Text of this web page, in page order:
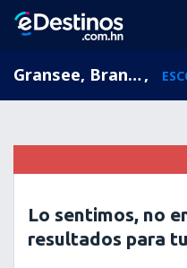
Gransee, Brandenburg, Alemania,
Lo sentimos, no
resultados para